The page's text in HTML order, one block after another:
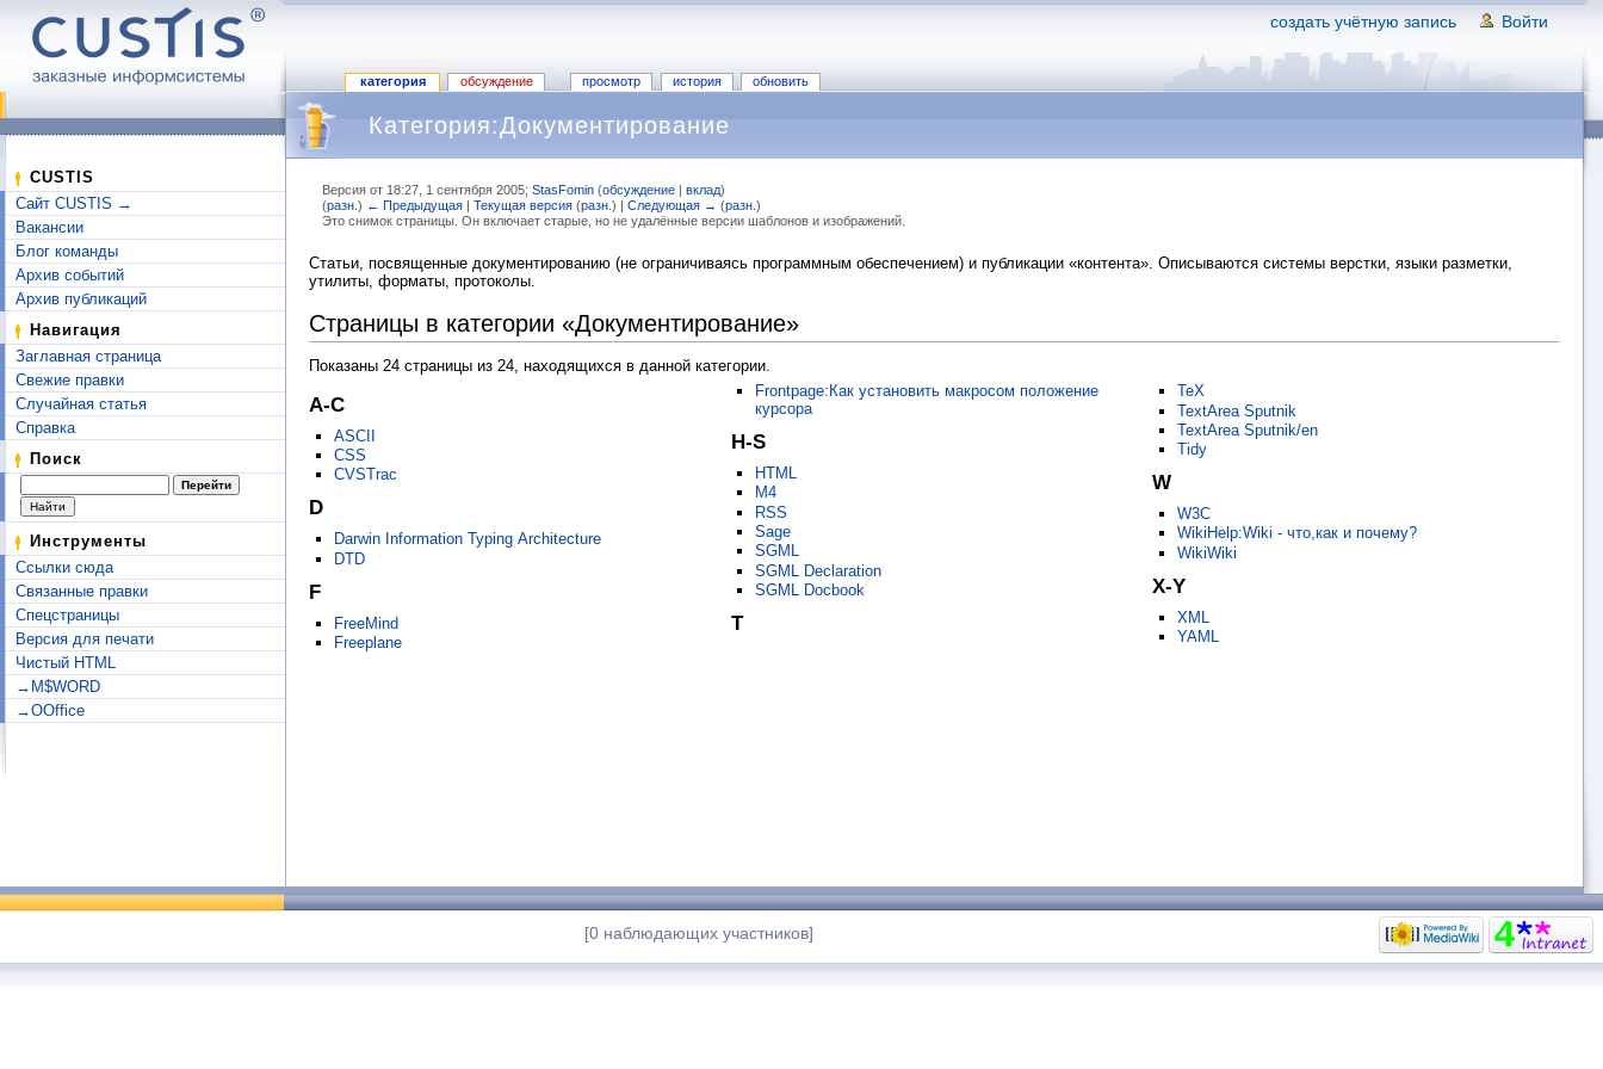
создать учётную запись Войти
категория обсуждение просмотр история обновить
CUSTIS
Сайт CUSTIS →
Вакансии
Блог команды
Архив событий
Архив публикаций
Навигация
Заглавная страница
Свежие правки
Случайная статья
Справка
Поиск
Инструменты
Ссылки сюда
Связанные правки
Спецстраницы
Версия для печати
Чистый HTML
→M$WORD
→OOffice
Категория:Документирование
Версия от 18:27, 1 сентября 2005; StasFomin (обсуждение| вклад)
(разн. ) ← Предыдущая| Текущая версия(разн. ) | Следующая → (разн. )
Это снимок страницы. Он включает старые, но не удалённые версии шаблонов и изображений.
Статьи, посвященные документированию (не ограничиваясь программным обеспечением) и публикации «контента». Описываются системы верстки, языки разметки,
утилиты, форматы, протоколы.
Страницы в категории «Документирование»
Показаны 24 страницы из 24, находящихся в данной категории.
A-C
ASCII
CSS
CVSTrac
D
Darwin Information Typing Architecture
DTD
F
FreeMind
Freeplane
Frontpage:Как установить макросом положение
курсора
H-S
HTML
M4
RSS
Sage
SGML
SGML Declaration
SGML Docbook
T
TeX
TextArea Sputnik
TextArea Sputnik/en
Tidy
W
W3C
WikiHelp:Wiki - что,как и почему?
WikiWiki
X-Y
XML
YAML
[0 наблюдающих участников]